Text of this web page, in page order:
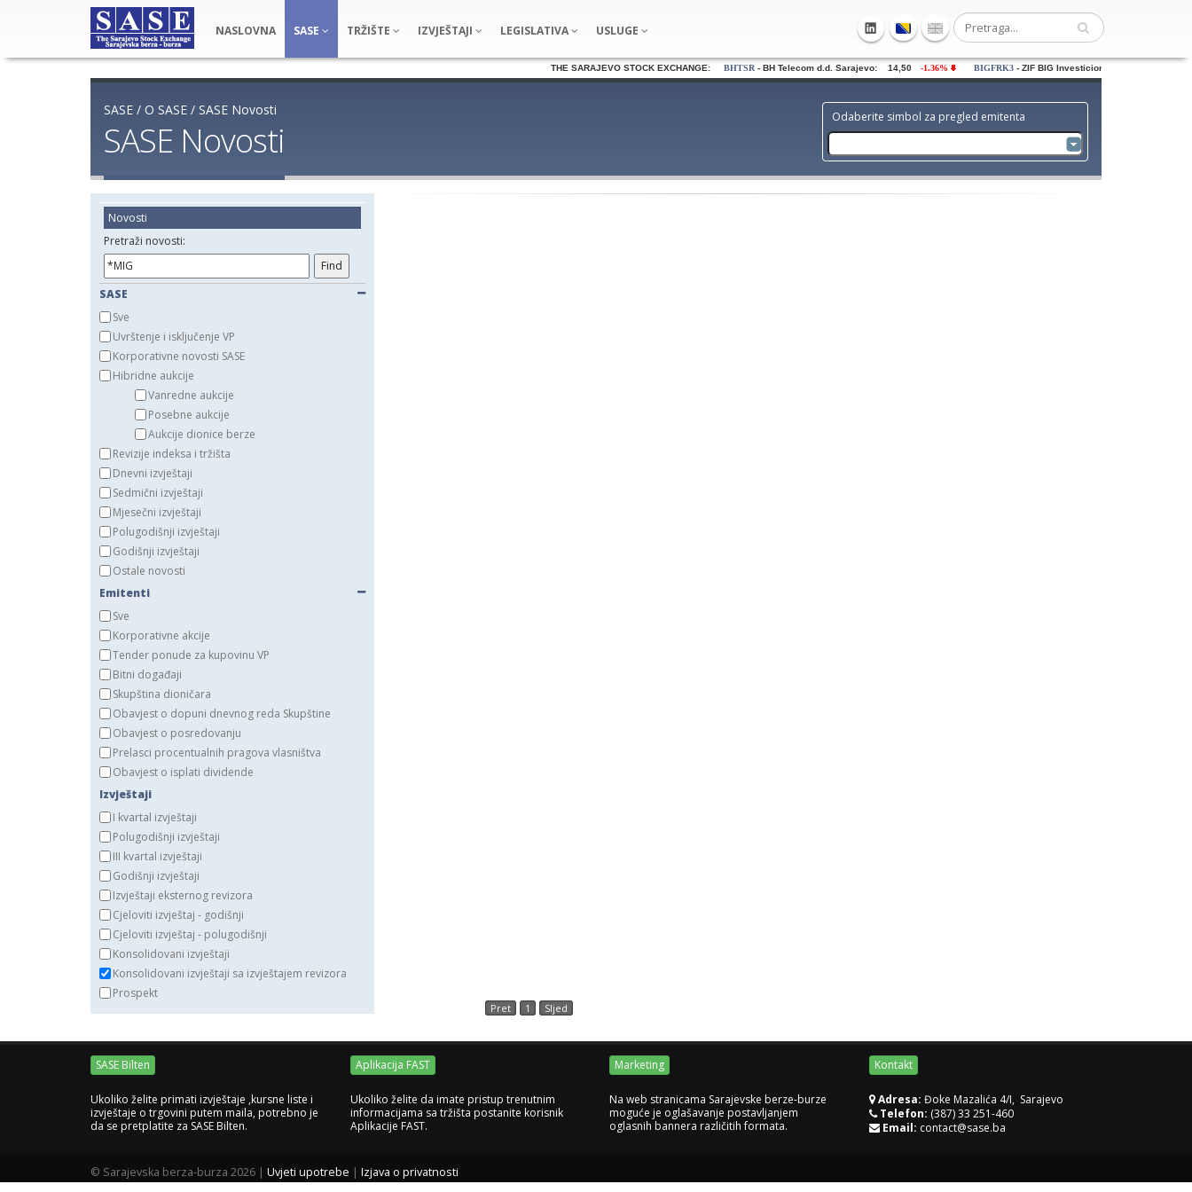
NASLOVNA SASE TRŽIŠTE IZVJEŠTAJI LEGISLATIVA USLUGE
THE SARAJEVO STOCK EXCHANGE:BHTSR- BH Telecom d.d. Sarajevo: 14,50 -1.36% BIGFRK3- ZIF BIG Investiciona grupa dd Sarajevo:
SASE / O SASE / SASE Novosti Odaberite simbol za pregled emitenta
SASE Novosti
Novosti
Pretraži novosti:
SASE
Sve
Uvrštenje i isključenje VP
Korporativne novosti SASE
Hibridne aukcije
Vanredne aukcije
Posebne aukcije
Aukcije dionice berze
Revizije indeksa i tržišta
Dnevni izvještaji
Sedmični izvještaji
Mjesečni izvještaji
Polugodišnji izvještaji
Godišnji izvještaji
Ostale novosti
Emitenti
Sve
Korporativne akcije
Tender ponude za kupovinu VP
Bitni događaji
Skupština dioničara
Obavjest o dopuni dnevnog reda Skupštine
Obavjest o posredovanju
Prelasci procentualnih pragova vlasništva
Obavjest o isplati dividende
Izvještaji
I kvartal izvještaji
Polugodišnji izvještaji
III kvartal izvještaji
Godišnji izvještaji
Izvještaji eksternog revizora
Cjeloviti izvještaj - godišnji
Cjeloviti izvještaj - polugodišnji
Konsolidovani izvještaji
Konsolidovani izvještaji sa izvještajem revizora
Prospekt
Pret 1 Sljed
SASE Bilten
Ukoliko želite primati izvještaje ,kursne liste i
izvještaje o trgovini putem maila, potrebno je
da se pretplatite za SASE Bilten.
Aplikacija FAST
Ukoliko želite da imate pristup trenutnim
informacijama sa tržišta postanite korisnik
Aplikacije FAST.
Marketing
Na web stranicama Sarajevske berze-burze
moguće je oglašavanje postavljanjem
oglasnih bannera različitih formata.
Kontakt
Adresa: Đoke Mazalića 4/I, Sarajevo
Telefon: (387) 33 251-460
Email: contact@sase.ba
© Sarajevska berza-burza 2026 | Uvjeti upotrebe | Izjava o privatnosti